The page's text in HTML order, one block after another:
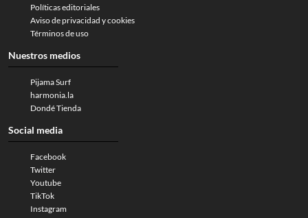
Políticas editoriales
Aviso de privacidad y cookies
Términos de uso
Nuestros medios
Pijama Surf
harmonia.la
Dondé Tienda
Social media
Facebook
Twitter
Youtube
TikTok
Instagram